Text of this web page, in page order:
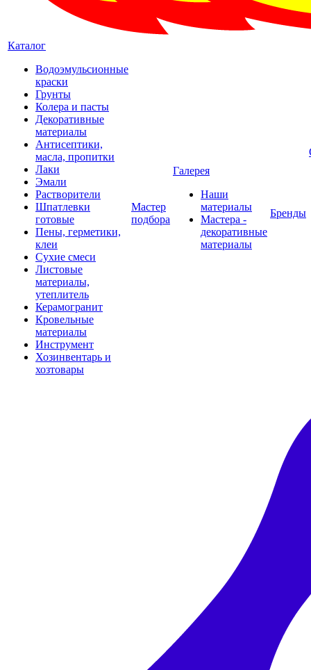
Каталог
Водоэмульсионные
краски
Грунты
Колера и пасты
Декоративные
материалы
Антисептики,
масла, пропитки
Лаки
Эмали
Растворители
Шпатлевки
готовые
Пены, герметики,
клеи
Сухие смеси
Листовые
материалы,
утеплитель
Керамогранит
Кровельные
материалы
Инструмент
Хозинвентарь и
хозтовары
Мастер
подбора
Галерея
Наши
материалы
Мастера -
декоративные
материалы
Бренды